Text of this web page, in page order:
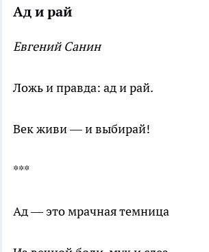
Ад и рай
Евгений Санин
Ложь и правда: ад и рай.
Век живи — и выбирай!
***
Ад — это мрачная темница